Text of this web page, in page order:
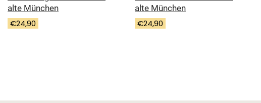
alte München
€24,90
alte München
€24,90